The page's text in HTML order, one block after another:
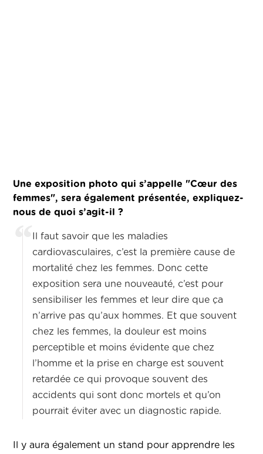
Une exposition photo qui s’appelle "Cœur des
femmes", sera également présentée, expliquez-
nous de quoi s’agit-il ?
Il faut savoir que les maladies
cardiovasculaires, c’est la première cause de
mortalité chez les femmes. Donc cette
exposition sera une nouveauté, c’est pour
sensibiliser les femmes et leur dire que ça
n’arrive pas qu’aux hommes. Et que souvent
chez les femmes, la douleur est moins
perceptible et moins évidente que chez
l’homme et la prise en charge est souvent
retardée ce qui provoque souvent des
accidents qui sont donc mortels et qu’on
pourrait éviter avec un diagnostic rapide.
Il y aura également un stand pour apprendre les